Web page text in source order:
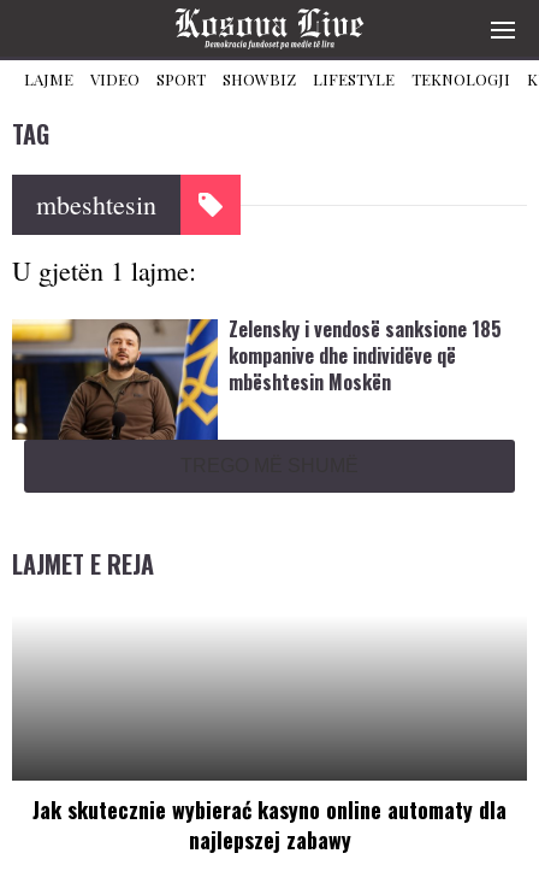
LAJME VIDEO SPORT SHOWBIZ LIFESTYLE TEKNOLOGJI
TAG
mbeshtesin
U gjetën 1 lajme:
Zelensky i vendosë sanksione 185
kompanive dhe individëve që
mbështesin Moskën
LAJMET E REJA
Jak skutecznie wybierać kasyno online automaty dla
najlepszej zabawy